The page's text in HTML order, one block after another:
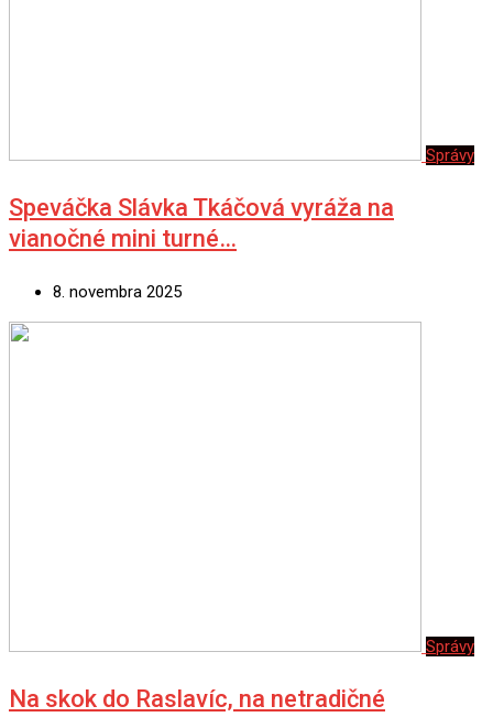
Správy
Speváčka Slávka Tkáčová vyráža na
vianočné mini turné…
8. novembra 2025
Správy
Na skok do Raslavíc, na netradičné